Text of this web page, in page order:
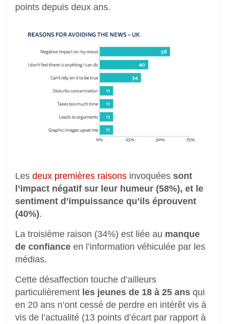
points depuis deux ans.
Les deux premières raisons invoquées sont
l’impact négatif sur leur humeur (58%), et le
sentiment d’impuissance qu’ils éprouvent
(40%).
La troisième raison (34%) est liée au manque
de confiance en l’information véhiculée par les
médias.
Cette désaffection touche d’ailleurs
particulièrement les jeunes de 18 à 25 ans qui
en 20 ans n’ont cessé de perdre en intérêt vis à
vis de l’actualité (13 points d’écart par rapport à